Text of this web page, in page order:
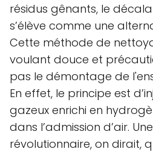
résidus gênants, le
s’élève comme une
Cette méthode de
voulant douce et
pas le démontage de
En effet, le principe est
gazeux enrichi en
dans l’admission d’air.
révolutionnaire, on dirait,